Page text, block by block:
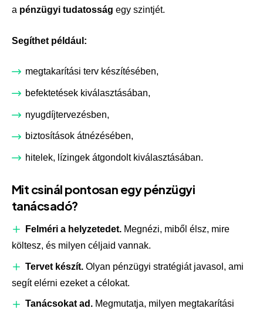
a pénzügyi tudatosság egy szintjét.
Segíthet például:
megtakarítási terv készítésében,
befektetések kiválasztásában,
nyugdíjtervezésben,
biztosítások átnézésében,
hitelek, lízingek átgondolt kiválasztásában.
Mit csinál pontosan egy pénzügyi
tanácsadó?
Felméri a helyzetedet. Megnézi, miből élsz, mire
költesz, és milyen céljaid vannak.
Tervet készít. Olyan pénzügyi stratégiát javasol, ami
segít elérni ezeket a célokat.
Tanácsokat ad. Megmutatja, milyen megtakarítási